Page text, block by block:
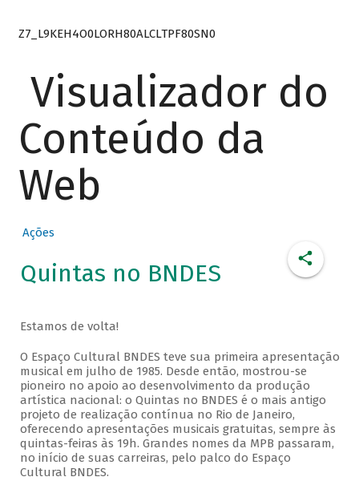
Z7_L9KEH4O0LORH80ALCLTPF80SN0
Visualizador do
Conteúdo da
Web
Ações
Quintas no BNDES
Estamos de volta!
O Espaço Cultural BNDES teve sua primeira apresentação
musical em julho de 1985. Desde então, mostrou-se
pioneiro no apoio ao desenvolvimento da produção
artística nacional: o Quintas no BNDES é o mais antigo
projeto de realização contínua no Rio de Janeiro,
oferecendo apresentações musicais gratuitas, sempre às
quintas-feiras às 19h. Grandes nomes da MPB passaram,
no início de suas carreiras, pelo palco do Espaço
Cultural BNDES.